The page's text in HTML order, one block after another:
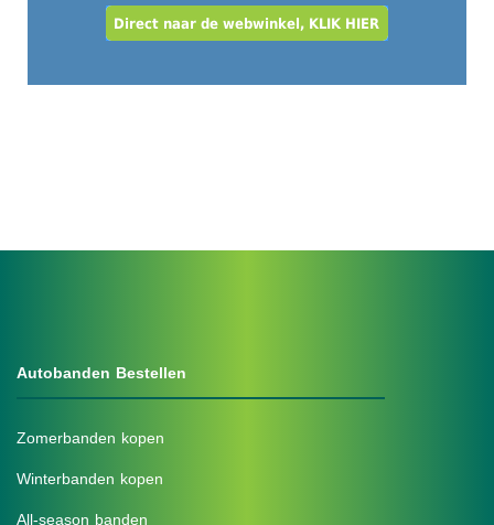
Autobanden Bestellen
Zomerbanden kopen
Winterbanden kopen
All-season banden